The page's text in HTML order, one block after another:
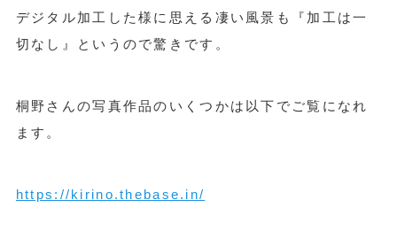
デジタル加工した様に思える凄い風景も『加工は一
切なし』というので驚きです。
桐野さんの写真作品のいくつかは以下でご覧になれ
ます。
https://kirino.thebase.in/